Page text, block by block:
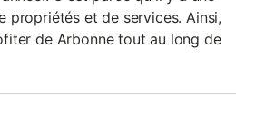
propriétés et de services. Ainsi,
de Arbonne tout au long de